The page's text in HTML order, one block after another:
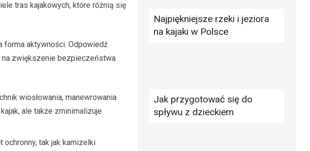
tras kajakowych, które różnią się
forma aktywności. Odpowiedź
na zwiększenie bezpieczeństwa
wiosłowania, manewrowania
ale także zminimalizuje
ochronny, tak jak kamizelki
Najpiękniejsze rzeki i jeziora
na kajaki w Polsce
Jak przygotować się do
spływu z dzieckiem